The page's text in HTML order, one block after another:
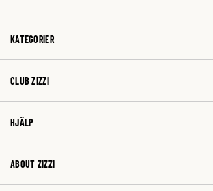
KATEGORIER
CLUB ZIZZI
HJÄLP
ABOUT ZIZZI